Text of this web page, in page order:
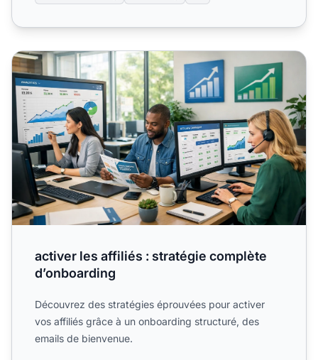
activer les affiliés : stratégie complète d’onboarding
activer les affiliés : stratégie complète
d’onboarding
Découvrez des stratégies éprouvées pour activer
vos affiliés grâce à un onboarding structuré, des
emails de bienvenue.